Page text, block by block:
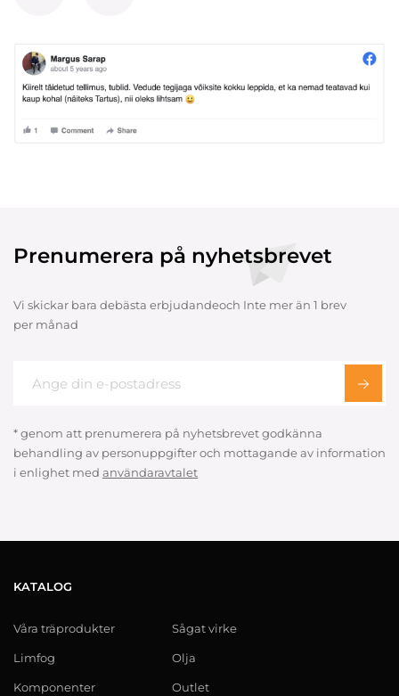
Prenumerera på nyhetsbrevet
Vi skickar bara debästa erbjudandeoch Inte mer än 1 brev
per månad
* genom att prenumerera på nyhetsbrevet godkänna
behandling av personuppgifter och mottagande av information
i enlighet med användaravtalet
KATALOG
Våra träprodukter
Limfog
Komponenter
Sågat virke
Olja
Outlet